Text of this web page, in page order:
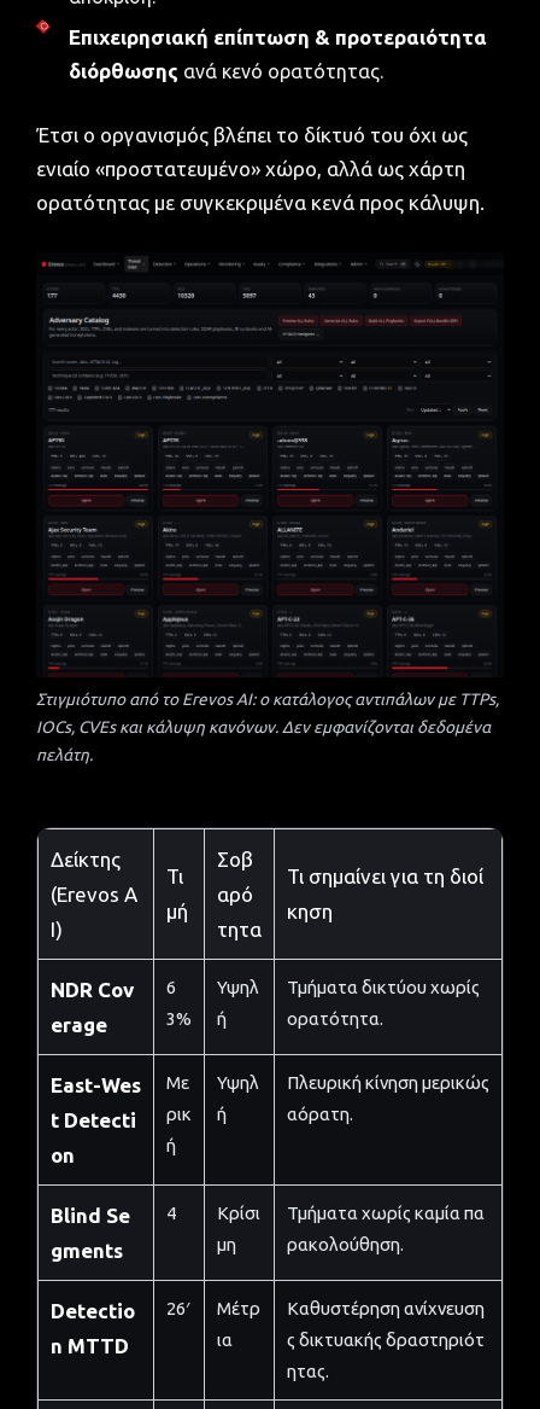
Επιχειρησιακή επίπτωση & προτεραιότητα
διόρθωσης ανά κενό ορατότητας.
Έτσι ο οργανισμός βλέπει το δίκτυό του όχι ως
ενιαίο «προστατευμένο» χώρο, αλλά ως χάρτη
ορατότητας με συγκεκριμένα κενά προς κάλυψη.
Στιγμιότυπο από το Erevos AI: ο κατάλογος αντιπάλων με TTPs,
IOCs, CVEs και κάλυψη κανόνων. Δεν εμφανίζονται δεδομένα
πελάτη.
Δείκτης
(Erevos A
I)
Τι
μή
Σοβ
αρό
τητα
Τι σημαίνει για τη διοί
κηση
NDR Cov
erage
6
3%
Υψηλ
ή
Τμήματα δικτύου χωρίς
ορατότητα.
East-Wes
t Detecti
on
Με
ρικ
ή
Υψηλ
ή
Πλευρική κίνηση μερικώς
αόρατη.
Blind Se
gments
4
Κρίσι
μη
Τμήματα χωρίς καμία πα
ρακολούθηση.
Detectio
n MTTD
26′
Μέτρ
ια
Καθυστέρηση ανίχνευση
ς δικτυακής δραστηριότ
ητας.